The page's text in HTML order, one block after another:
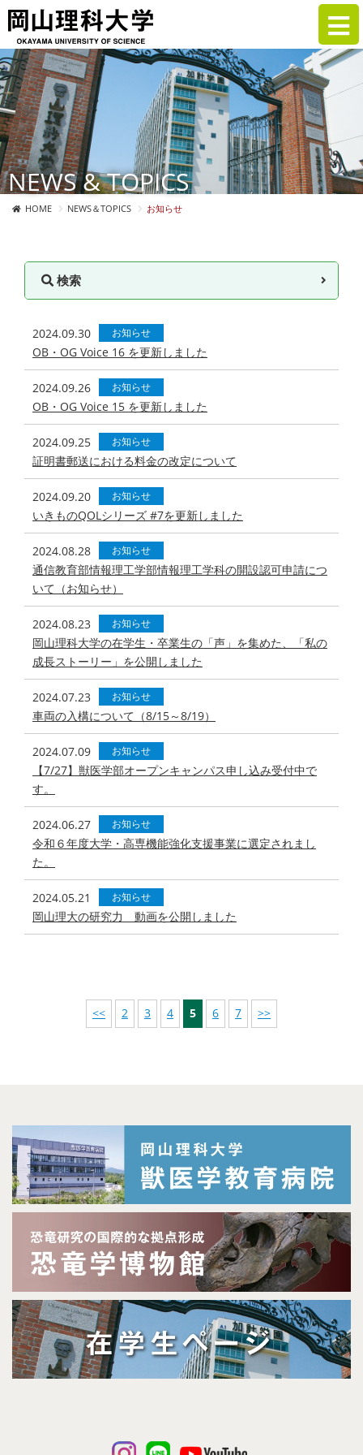
NEWS & TOPICS
HOME NEWS＆TOPICS お知らせ
検索
2024.09.30 お知らせ
OB・OG Voice 16 を更新しました
2024.09.26 お知らせ
OB・OG Voice 15 を更新しました
2024.09.25 お知らせ
証明書郵送における料金の改定について
2024.09.20 お知らせ
いきものQOLシリーズ #7を更新しました
2024.08.28 お知らせ
通信教育部情報理工学部情報理工学科の開設認可申請につ
いて（お知らせ）
2024.08.23 お知らせ
岡山理科大学の在学生・卒業生の「声」を集めた、「私の
成長ストーリー」を公開しました
2024.07.23 お知らせ
車両の入構について（8/15～8/19）
2024.07.09 お知らせ
【7/27】獣医学部オープンキャンパス申し込み受付中で
す。
2024.06.27 お知らせ
令和６年度大学・高専機能強化支援事業に選定されまし
た。
2024.05.21 お知らせ
岡山理大の研究力 動画を公開しました
<< 2 3 4 5 6 7 >>